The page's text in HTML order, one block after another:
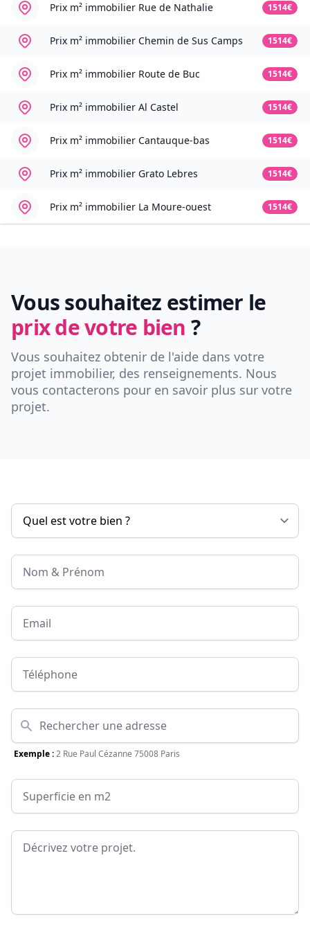
Prix m² immobilier Rue de Nathalie 1514€
Prix m² immobilier Chemin de Sus Camps 1514€
Prix m² immobilier Route de Buc 1514€
Prix m² immobilier Al Castel 1514€
Prix m² immobilier Cantauque-bas 1514€
Prix m² immobilier Grato Lebres 1514€
Prix m² immobilier La Moure-ouest 1514€
Vous souhaitez estimer le
prix de votre bien ?
Vous souhaitez obtenir de l'aide dans votre
projet immobilier, des renseignements. Nous
vous contacterons pour en savoir plus sur votre
projet.
Nom & Prénom
Email
Téléphone
Adresse
Exemple :2 Rue Paul Cézanne 75008 Paris
Surface
Message